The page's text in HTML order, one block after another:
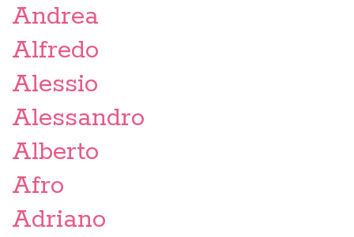
Andrea
Alfredo
Alessio
Alessandro
Alberto
Afro
Adriano